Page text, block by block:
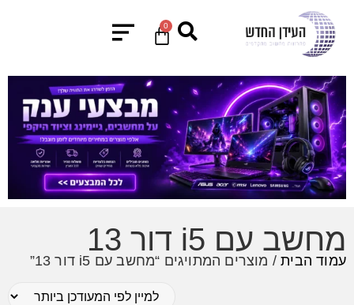
0
מחשב עם i5 דור 13
עמוד הבית/ מוצרים המתויגים “מחשב עם i5 דור 13”